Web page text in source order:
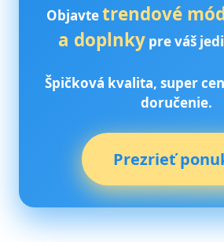
Objavtetrendové
a doplnkypre váš
Špičková kvalita, super
doručenie.
Prezrieť